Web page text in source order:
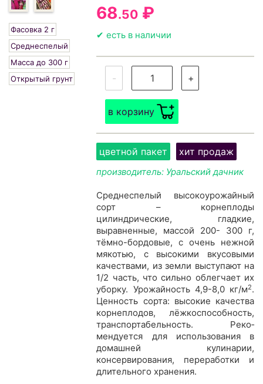
Фасовка 2 г
Среднеспелый
Масса до 300 г
Открытый грунт
68.50 ₽
✔ есть в наличии
- +
в корзину
цветной пакет хит продаж
производитель: Уральский дачник
Среднеспелый высокоурожайный
сорт – корнеплоды
цилиндрические, гладкие,
выравненные, массой 200- 300 г,
тёмно-бордовые, с очень нежной
мякотью, с высо­кими вкусовыми
качествами, из земли выступают на
1/2 часть, что сильно облегчает их
уборку. Урожайность 4,9-8,0 кг/м2.
Ценность сорта: высокие качества
корнеп­лодов, лёжкоспособность,
транспортабельность. Реко­
мендуется для использования в
домашней кулинарии,
консервирования, переработки и
длительного хранения.